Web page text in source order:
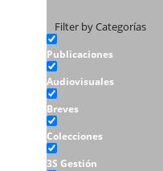
Filter by Categorías
Publicaciones
Audiovisuales
Breves
Colecciones
3S Gestión